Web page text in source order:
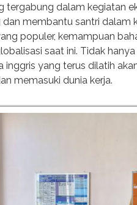
tergabung dalam kegiatan
membantu santri dalam
populer, kemampuan
saat ini. Tidak
inggris yang terus dilatih
memasuki dunia kerja.